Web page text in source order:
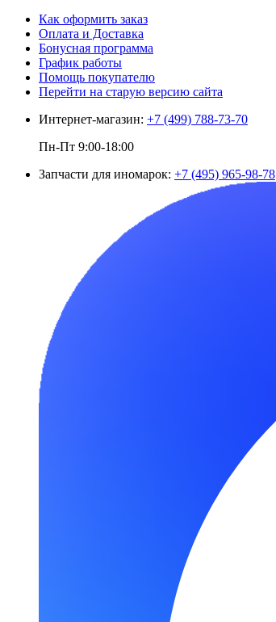
Как оформить заказ
Оплата и Доставка
Бонусная программа
График работы
Помощь покупателю
Перейти на старую версию сайта
Интернет-магазин: +7 (499) 788-73-70
Пн-Пт 9:00-18:00
Запчасти для иномарок: +7 (495) 965-98-78